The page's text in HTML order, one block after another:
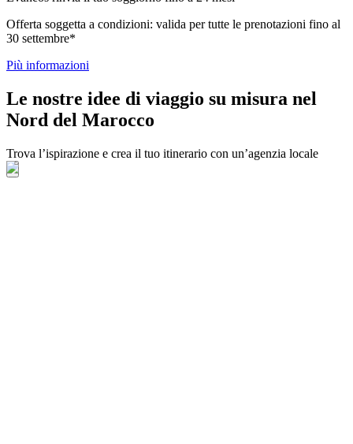
Offerta soggetta a condizioni: valida per tutte le prenotazioni fino al
30 settembre*
Più informazioni
Le nostre idee di viaggio su misura nel
Nord del Marocco
Trova l’ispirazione e crea il tuo itinerario con un’agenzia locale